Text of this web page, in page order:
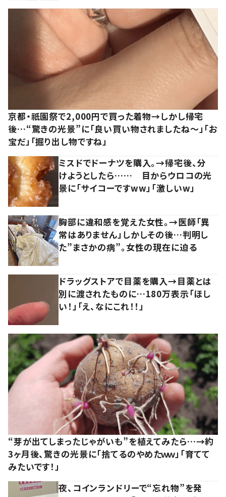
京都・祇園祭で2,000円で買った着物→しかし帰宅
後…“驚きの光景”に「良い買い物されましたね～」「お
宝だ」「掘り出し物ですね」
ミスドでドーナツを購入。→帰宅後、分
けようとしたら…… 目からウロコの光
景に「サイコーですww」「激しいw」
胸部に違和感を覚えた女性。→医師「異
常はありません」しかしその後…判明し
た”まさかの病”。女性の現在に迫る
ドラッグストアで目薬を購入→目薬とは
別に渡されたものに…180万表示「ほし
い！」「え、なにこれ！！」
“芽が出てしまったじゃがいも”を植えてみたら…→約
3ヶ月後、驚きの光景に「捨てるのやめたｗｗ」「育てて
みたいです！」
夜、コインランドリーで“忘れ物”を発